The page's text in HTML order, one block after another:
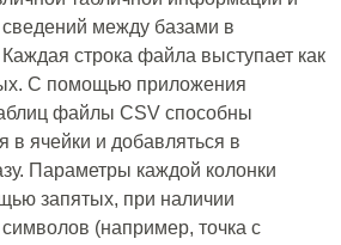
между базами в
строка файла выступает как
С помощью приложения
файлы CSV способны
в ячейки и добавляться в
Параметры каждой колонки
запятых, при наличии
(например, точка с